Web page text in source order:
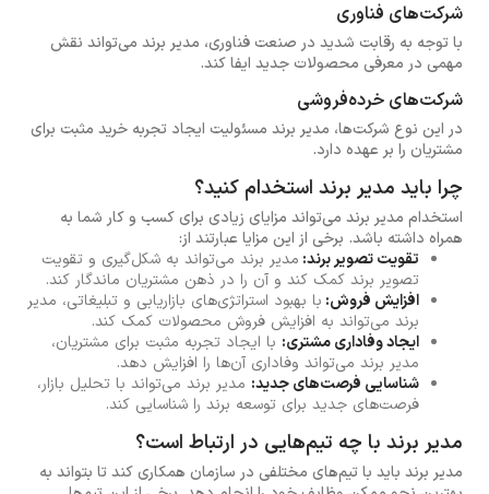
شرکت‌های فناوری
با توجه به رقابت شدید در صنعت فناوری، مدیر برند می‌تواند نقش
مهمی در معرفی محصولات جدید ایفا کند.
شرکت‌های خرده‌فروشی
در این نوع شرکت‌ها، مدیر برند مسئولیت ایجاد تجربه خرید مثبت برای
مشتریان را بر عهده دارد.
چرا باید مدیر برند استخدام کنید؟
استخدام مدیر برند می‌تواند مزایای زیادی برای کسب و کار شما به
همراه داشته باشد. برخی از این مزایا عبارتند از:
تقویت تصویر برند: مدیر برند می‌تواند به شکل‌گیری و تقویت
تصویر برند کمک کند و آن را در ذهن مشتریان ماندگار کند.
افزایش فروش: با بهبود استراتژی‌های بازاریابی و تبلیغاتی، مدیر
برند می‌تواند به افزایش فروش محصولات کمک کند.
ایجاد وفاداری مشتری: با ایجاد تجربه مثبت برای مشتریان،
مدیر برند می‌تواند وفاداری آن‌ها را افزایش دهد.
شناسایی فرصت‌های جدید: مدیر برند می‌تواند با تحلیل بازار،
فرصت‌های جدید برای توسعه برند را شناسایی کند.
مدیر برند با چه تیم‌هایی در ارتباط است؟
مدیر برند باید با تیم‌های مختلفی در سازمان همکاری کند تا بتواند به